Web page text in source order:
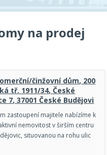
na prodej
činžovní dům, 200
tř. 1911/34, České
7, 37001 České Budějovi
zastoupení majitele nabízíme k
nemovitost v širším centru
situovanou na rohu ulic